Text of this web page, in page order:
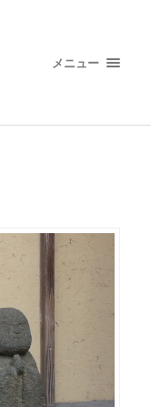
メニュー